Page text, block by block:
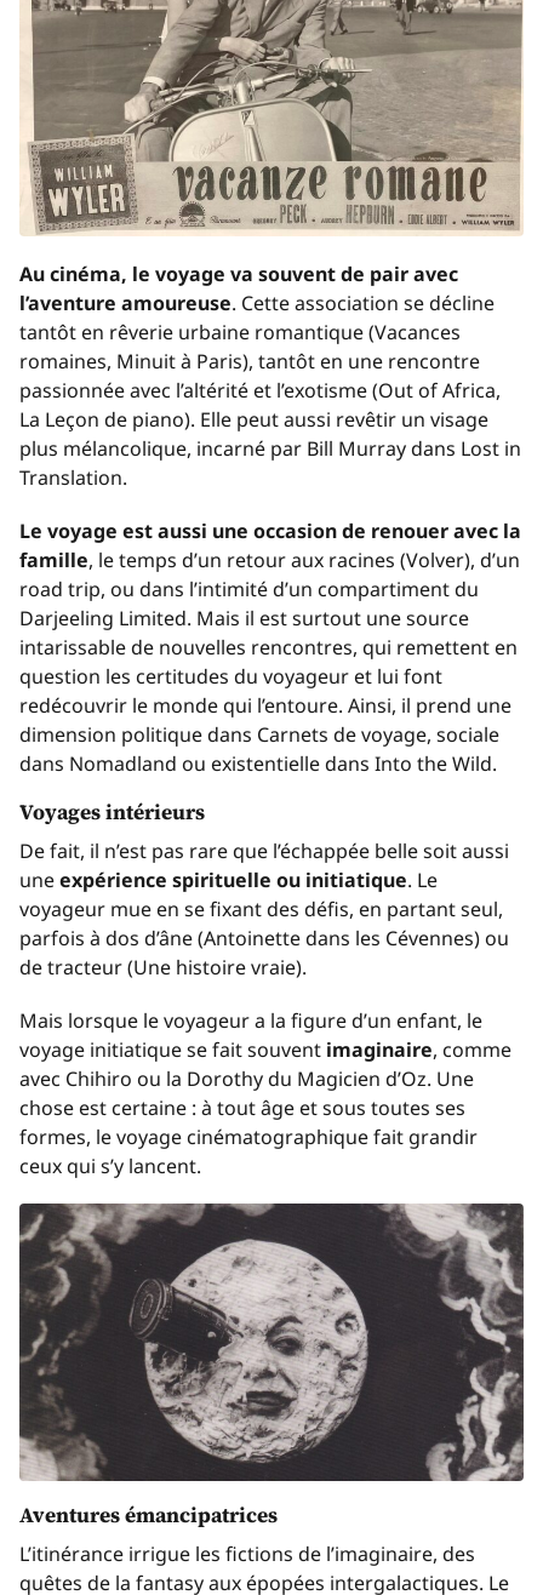
Au cinéma, le voyage va souvent de pair avec
l’aventure amoureuse. Cette association se décline
tantôt en rêverie urbaine romantique (Vacances
romaines, Minuit à Paris), tantôt en une rencontre
passionnée avec l’altérité et l’exotisme (Out of Africa,
La Leçon de piano). Elle peut aussi revêtir un visage
plus mélancolique, incarné par Bill Murray dans Lost in
Translation.
Le voyage est aussi une occasion de renouer avec la
famille, le temps d’un retour aux racines (Volver), d’un
road trip, ou dans l’intimité d’un compartiment du
Darjeeling Limited. Mais il est surtout une source
intarissable de nouvelles rencontres, qui remettent en
question les certitudes du voyageur et lui font
redécouvrir le monde qui l’entoure. Ainsi, il prend une
dimension politique dans Carnets de voyage, sociale
dans Nomadland ou existentielle dans Into the Wild.
Voyages intérieurs
De fait, il n’est pas rare que l’échappée belle soit aussi
uneexpérience spirituelle ou initiatique. Le
voyageur mue en se fixant des défis, en partant seul,
parfois à dos d’âne (Antoinette dans les Cévennes) ou
de tracteur (Une histoire vraie).
Mais lorsque le voyageur a la figure d’un enfant, le
voyage initiatique se fait souvent imaginaire, comme
avec Chihiro ou la Dorothy du Magicien d’Oz. Une
chose est certaine : à tout âge et sous toutes ses
formes, le voyage cinématographique fait grandir
ceux qui s’y lancent.
Aventures émancipatrices
L’itinérance irrigue les fictions de l’imaginaire, des
quêtes de la fantasyaux épopées intergalactiques. Le